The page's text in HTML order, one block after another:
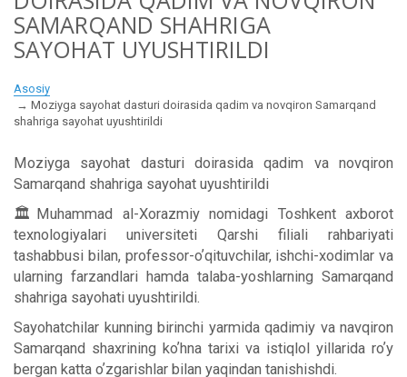
SAMARQAND SHAHRIGA
SAYOHAT UYUSHTIRILDI
Asosiy
Moziyga sayohat dasturi doirasida qadim va novqiron Samarqand
shahriga sayohat uyushtirildi
Moziyga sayohat dasturi doirasida qadim va novqiron
Samarqand shahriga sayohat uyushtirildi
🏛Muhammad al-Xorazmiy nomidagi Toshkent axborot
texnologiyalari universiteti Qarshi filiali rahbariyati
tashabbusi bilan, professor-oʼqituvchilar, ishchi-xodimlar va
ularning farzandlari hamda talaba-yoshlarning Samarqand
shahriga sayohati uyushtirildi.
Sayohatchilar kunning birinchi yarmida qadimiy va navqiron
Samarqand shaxrining koʼhna tarixi va istiqlol yillarida roʼy
bergan katta oʼzgarishlar bilan yaqindan tanishishdi.